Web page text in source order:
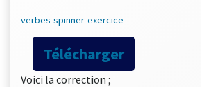
verbes-spinner-exercice
Télécharger
Voici la correction ;